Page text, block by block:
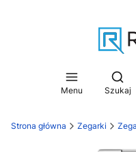
Menu Szukaj
Strona główna Zegarki